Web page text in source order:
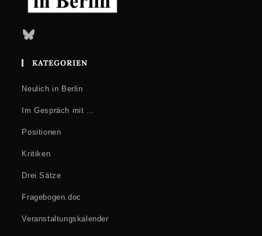
Bluesky
KATEGORIEN
Neulich in Berlin
Im Gespräch mit …
Positionen
Kritiken
Drei Sätze
Fragebogen.doc
Veranstaltungskalender